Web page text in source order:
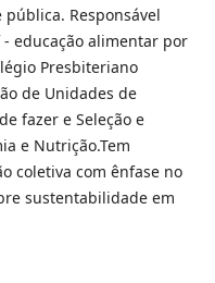
Responsável
educação alimentar por
Presbiteriano
de Unidades de
fazer e Seleção e
e Nutrição.Tem
coletiva com ênfase no
sustentabilidade em